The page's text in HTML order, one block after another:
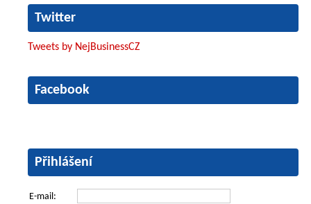
Twitter
Tweets by NejBusinessCZ
Facebook
Přihlášení
E-mail: